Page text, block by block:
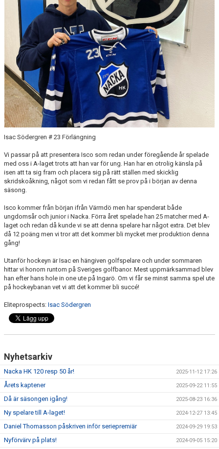
MATCHER
HOCKEYTVÅAN ÖSTRA
Isac Södergren # 23 Förlängning
Vi passar på att presentera Isco som redan under föregående år spelade
med oss i A-laget trots att han var för ung. Han har en otrolig känsla på
isen att ta sig fram och placera sig på rätt ställen med skicklig
skridskoåkning, något som vi redan fått se prov på i början av denna
säsong.
Isco kommer från början ifrån Värmdö men har spenderat både
ungdomsår och junior i Nacka. Förra året spelade han 25 matcher med A-
laget och redan då kunde vi se att denna spelare har något extra. Det blev
då 12 poäng men vi tror att det kommer bli mycket mer produktion denna
gång!
Utanför hockeyn är Isac en hängiven golfspelare och under sommaren
hittar vi honom runtom på Sveriges golfbanor. Mest uppmärksammad blev
han efter hans hole in one ute på Ingarö. Om vi får se minst samma spel ute
på hockeybanan vet vi att det kommer bli succé!
Eliteprospects: Isac Södergren
Nyhetsarkiv
Nacka HK 120 resp 50 år! 2025-11-12 17:26
Årets kaptener 2025-09-22 11:55
Då är säsongen igång! 2025-08-23 16:36
Ny spelare till A-laget! 2024-12-27 13:45
Daniel Thomasson påskriven inför seriepremiär 2024-09-29 19:53
Nyförvärv på plats! 2024-09-05 15:20